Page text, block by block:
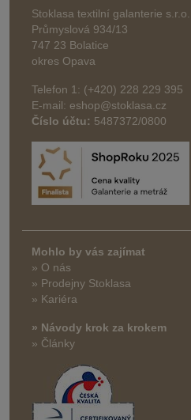
Stoklasa textilní galanterie s.r.o.
Průmyslová 934/13
747 23 Bolatice
okres Opava
Telefon 1: (+420) 228 229 395
E-mail: eshop@stoklasa.cz
Číslo účtu: 5487372/0800
Mohlo by vás zajímat
» O nás
» Prodejny Stoklasa
» Kariéra
» Návody krok za krokem
» Články